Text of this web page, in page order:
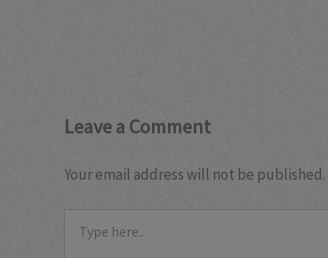
Leave a Comment
Your email address will not be published.
here..